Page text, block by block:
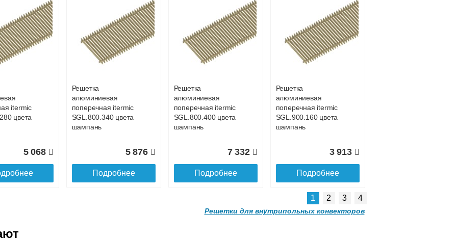
itermic
5 956
Решетка
алюминиевая
поперечная itermic
6 665
Подробнее
Решетка
алюминиевая
поперечная itermic
4 303
Подробнее
Решетка
алюминиевая
поперечная itermic
5 100
Подробнее
itermic
цвета
5 068
Решетка
алюминиевая
поперечная itermic
SGL.800.340 цвета
шампань
5 876
Подробнее
Решетка
алюминиевая
поперечная itermic
SGL.800.400 цвета
шампань
7 332
Подробнее
Решетка
алюминиевая
поперечная itermic
SGL.900.160 цвета
шампань
3 913
Подробнее
1 2 3 4
Решетки для внутрипольных конвекторов